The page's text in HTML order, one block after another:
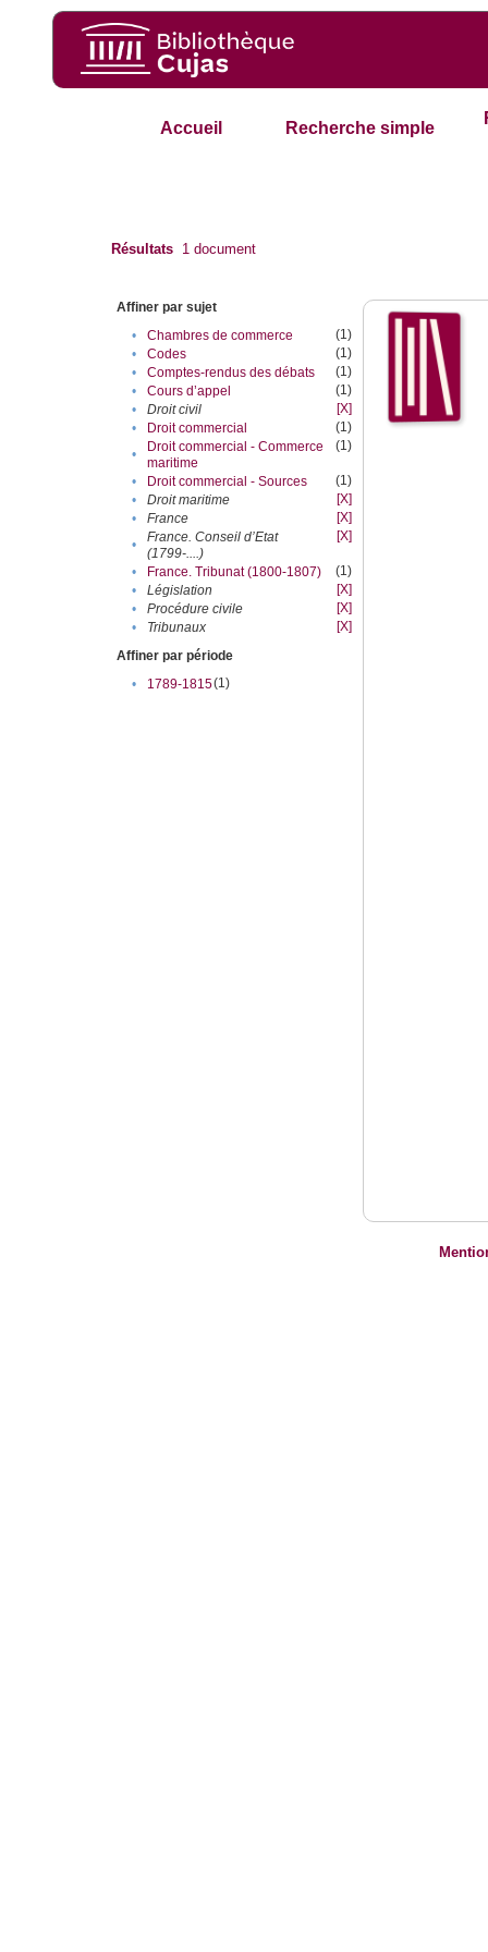
Accueil Recherche simple
Résultats 1 document
Affiner par sujet
•
Chambres de commerce
(1)
•
Codes
(1)
•
Comptes-rendus des débats
(1)
•
Cours d’appel
(1)
•
Droit civil
[X]
•
Droit commercial
(1)
•
Droit commercial - Commerce
maritime
(1)
• Droit commercial - Sources
(1)
•
Droit maritime
[X]
•
France
[X]
•
France. Conseil d’Etat
(1799-....)
[X]
• France. Tribunat (1800-1807)
(1)
•
Législation
[X]
•
Procédure civile
[X]
•
Tribunaux
[X]
Affiner par période
•
1789-1815(1)